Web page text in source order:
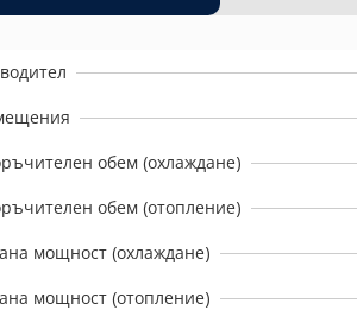
обем (охлаждане)
обем (отопление)
мощност (охлаждане)
мощност (отопление)